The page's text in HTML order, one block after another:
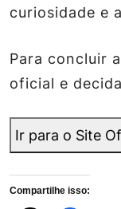
curiosidade e
Para concluir
oficial e
Ir para o Site
Compartilhe isso: